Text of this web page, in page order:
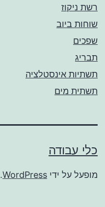
רשת ניקוז
שוחות ביוב
שפכים
תבריג
תשתיות אינסטלציה
תשתית מים
כלי עבודה
מופעל על ידי WordPress
.